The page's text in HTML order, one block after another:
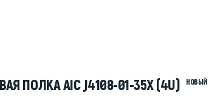
ПОЛКА AIC J4108-01-35X (4U) НОВЫЙ